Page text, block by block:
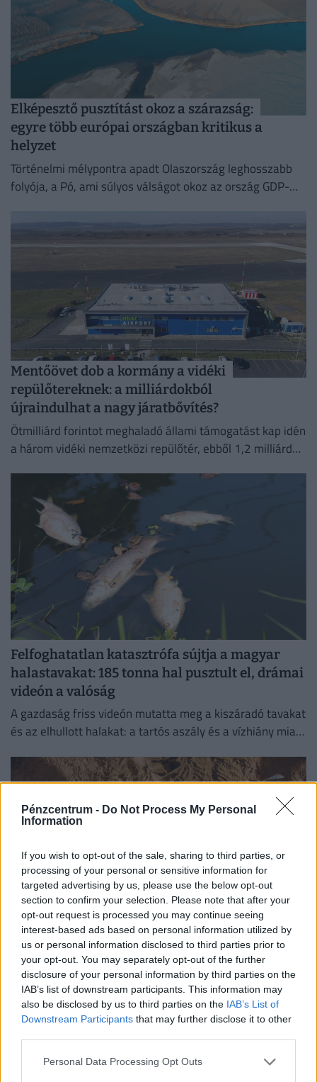
Pénzcentrum - Do Not Process My Personal
Information
If you wish to opt-out of the sale, sharing to third parties, or
processing of your personal or sensitive information for
targeted advertising by us, please use the below opt-out
section to confirm your selection. Please note that after your
opt-out request is processed you may continue seeing
interest-based ads based on personal information utilized by
us or personal information disclosed to third parties prior to
your opt-out. You may separately opt-out of the further
disclosure of your personal information by third parties on the
IAB’s list of downstream participants. This information may
also be disclosed by us to third parties on the IAB’s List of
Downstream Participants that may further disclose it to other
Personal Data Processing Opt Outs
Elképesztő pusztítást okoz a szárazság:
egyre több európai országban kritikus a
helyzet
Történelmi mélypontra apadt Olaszország leghosszabb
folyója, a Pó, ami súlyos válságot okoz az ország GDP-
Mentőövet dob a kormány a vidéki
repülőtereknek: a milliárdokból
újraindulhat a nagy járatbővítés?
Ötmilliárd forintot meghaladó állami támogatást kap idén
a három vidéki nemzetközi repülőtér, ebből 1,2 milliárd
Felfoghatatlan katasztrófa sújtja a magyar
halastavakat: 185 tonna hal pusztult el, drámai
videón a valóság
A gazdaság friss videón mutatta meg a kiszáradó tavakat
és az elhullott halakat: a tartós aszály és a vízhiány miatt
Ritka dinoszauruszlelet került elő a
Bakonyban: egyetlen állkapocs segíthet
megfejteni Európa ősi rejtélyét
Újabb különleges leletekkel gazdagodott a világhírű
iharkúti dinoszaurusz-lelőhely: az idei ásatáson mintegy